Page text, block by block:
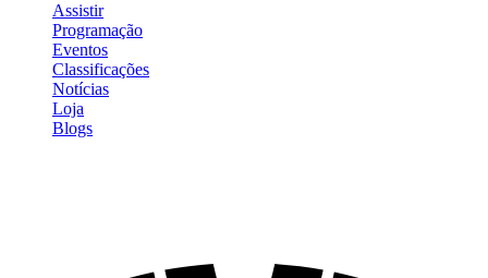
Assistir
Programação
Eventos
Classificações
Notícias
Loja
Blogs